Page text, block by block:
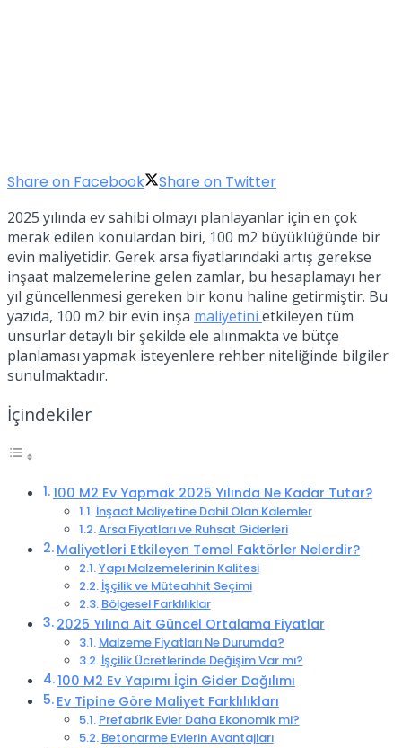
Share on Facebook Share on Twitter
2025 yılında ev sahibi olmayı planlayanlar için en çok
merak edilen konulardan biri, 100 m2 büyüklüğünde bir
evin maliyetidir. Gerek arsa fiyatlarındaki artış gerekse
inşaat malzemelerine gelen zamlar, bu hesaplamayı her
yıl güncellenmesi gereken bir konu haline getirmiştir. Bu
yazıda, 100 m2 bir evin inşa maliyetini etkileyen tüm
unsurlar detaylı bir şekilde ele alınmakta ve bütçe
planlaması yapmak isteyenlere rehber niteliğinde bilgiler
sunulmaktadır.
İçindekiler
100 M2 Ev Yapmak 2025 Yılında Ne Kadar Tutar?
İnşaat Maliyetine Dahil Olan Kalemler
Arsa Fiyatları ve Ruhsat Giderleri
Maliyetleri Etkileyen Temel Faktörler Nelerdir?
Yapı Malzemelerinin Kalitesi
İşçilik ve Müteahhit Seçimi
Bölgesel Farklılıklar
2025 Yılına Ait Güncel Ortalama Fiyatlar
Malzeme Fiyatları Ne Durumda?
İşçilik Ücretlerinde Değişim Var mı?
100 M2 Ev Yapımı İçin Gider Dağılımı
Ev Tipine Göre Maliyet Farklılıkları
Prefabrik Evler Daha Ekonomik mi?
Betonarme Evlerin Avantajları